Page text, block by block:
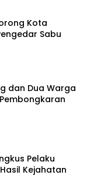
Kota
Sabu
dan Dua Warga
Pelaku
Kejahatan